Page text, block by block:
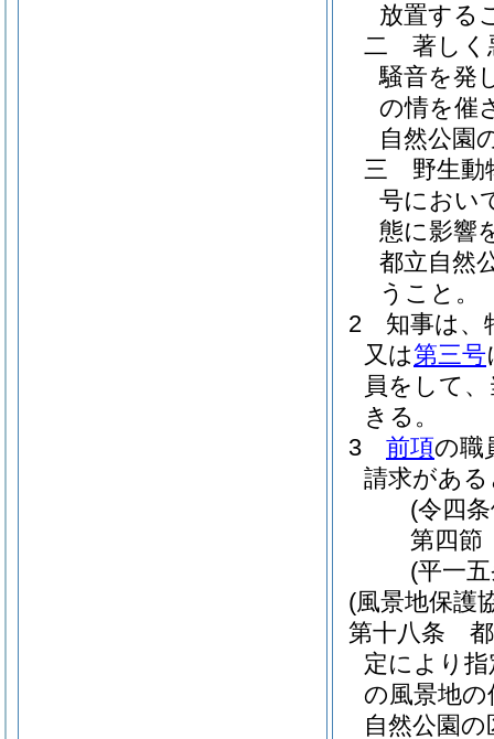
放置する
二
著しく
騒音を発
の情を催
自然公園
三
野生動
号におい
態に影響
都立自然
うこと。
2
知事は、
又は第三号
員をして
きる。
3
前項の職
請求があ
(令四
第四節
(平一
(風景地保護
第十八条
定により
の風景地
自然公園